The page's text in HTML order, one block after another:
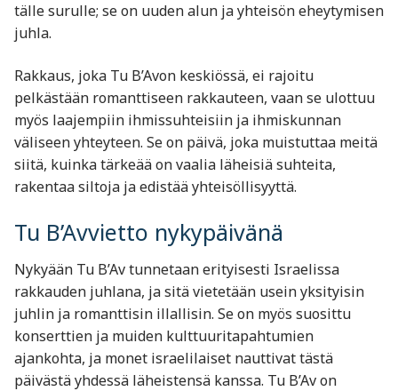
tälle surulle; se on uuden alun ja yhteisön eheytymisen
juhla.
Rakkaus, joka Tu B’Avon keskiössä, ei rajoitu
pelkästään romanttiseen rakkauteen, vaan se ulottuu
myös laajempiin ihmissuhteisiin ja ihmiskunnan
väliseen yhteyteen. Se on päivä, joka muistuttaa meitä
siitä, kuinka tärkeää on vaalia läheisiä suhteita,
rakentaa siltoja ja edistää yhteisöllisyyttä.
Tu B’Avvietto nykypäivänä
Nykyään Tu B’Av tunnetaan erityisesti Israelissa
rakkauden juhlana, ja sitä vietetään usein yksityisin
juhlin ja romanttisin illallisin. Se on myös suosittu
konserttien ja muiden kulttuuritapahtumien
ajankohta, ja monet israelilaiset nauttivat tästä
päivästä yhdessä läheistensä kanssa. Tu B’Av on